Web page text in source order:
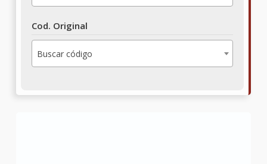
Cod. Original
Buscar código